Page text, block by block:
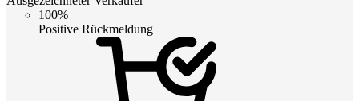
100%
Positive Rückmeldung